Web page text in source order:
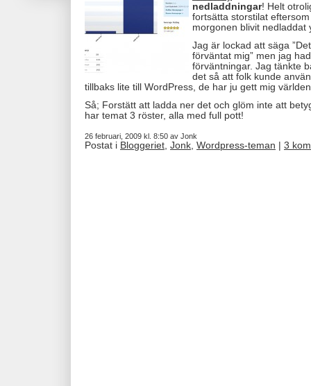
nedladdningar! Helt
fortsätta storstilat
morgonen blivit nedladdat
Jag är lockad att säga
förväntat mig” men jag
förväntningar. Jag tänkte
det så att folk kunde
tillbaks lite till WordPress, de har ju gett mig
Så; Forstätt att ladda ner det och glöm inte att
har temat 3 röster, alla med full pott!
26 februari, 2009 kl. 8:50 av Jonk
Postat i Bloggeriet, Jonk, Wordpress-teman 3